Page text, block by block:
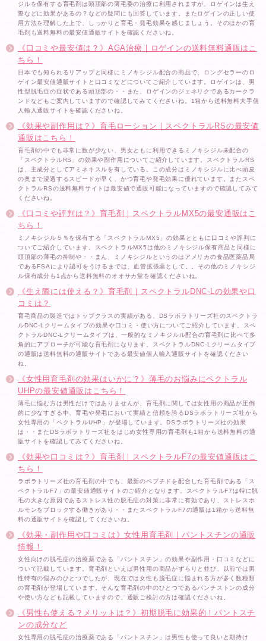
ジルを保有する育毛剤は頭頂部の薄毛委の治療に利用されますが、ロゲインは生え
際などに効果があるの？などの疑問にも回答しています。またロゲインの正しい使
用方法を理解した上で、しっかりと育毛・発毛効果を感じましょう。そのほかの育
毛剤も送料無料の最安値通販サイトを確認くださいね。
《口コミや最安値は？》AGA治療｜ロゲインの送料無料通販はこ
ちら！
日本でも知られるリアップと同様にミノキシジル配合の商品で、ロングセラーのロ
ゲイン最安値通販サイトと口コミなどについてご紹介しています。ロゲインは、男
性型脱毛症の症状である頭頂部の・・また、ロゲインのジェネリクであるカークラ
ンドなどもご案内していますので確認してみてくださいね。1箱から送料無料大手個
人輸入通販サイトを確認くださいね。
《効果や副作用は？》育毛ローション｜スペクトラルRSの最安値
通販はこちら！
育毛剤の中でも非常に数が少ない、男女ともに利用できるミノキシジル未配合の
「スペクトラルRS」の効果や副作用についてご紹介しています。スペクトラルRS
は、主成分としてアミネキスルを有している。この成分はミノキシジルに比べ頭皮
の奥まで浸透するスピードが早く、かつ育毛や発毛効果に優れています。またスペ
クトラルRSの送料無料サイトは最安値で通販可能になっていますので確認してみて
くださいね。
《口コミや評判は？》育毛剤｜スペクトラルMX5の最安通販はこ
ちら！
ミノキシジル５％を保有する「スペクトラルMX5」の効果とともに口コミや評判に
ついてご紹介しています。スペクトラルMX5は他のミノキシジル保有商品と同様に
頭頂部の薄毛の抑制や・・まん、ミノキシジルというのはアメリカの食品医薬品局
であるFSAにより認可をうけるまでは、血管拡張薬として。。その他のミノキシジ
ル保有成分も1点から送料無料のオオサカ堂を確認くださいね。
《生え際には使える？》育毛剤｜スペクトラルDNC-Lの効果や口
コミは？
育毛商品の製造ではトップクラスの実績がある、DSラボラトリーズ社のスペクトラ
ルDNC-Lクリームタイプの効果や口コミ・使い方についてご紹介しています。スペ
クトラルDNC-Lクリームタイプは、一般的なミノキジルル配合の育毛剤に比べて多
角的にアプローチが可能な育毛剤になります。スペクトラルDNC-Lクリームタイプ
の通販は送料無料の通販サイトである最安値個人輸入通販サイトを確認ください
ね。
《女性用育毛剤の効果はいかに？》薄毛のお悩みにペクトラル
UHPの最安値通販はこちら！
薄毛に悩む方は男性だけではありませんが、育毛剤に関しては女性用の商品が圧倒
的に少なすぎる中、育毛や発毛において実績と信頼を誇るDSラボラトリーズ社から
女性専用の「ペクトラルUHP」が登場しています。DSラボラトリーズ社の効果
は・・またDSラボラトリーズ社をはじめ女性専用の育毛剤も1箱から送料無料の通
販サイトを確認してみてくださいね。
《効果や口コミは？》育毛剤｜スペクトラルF7の最安値通販はこ
ちら！
ラボラトリーズ社の育毛剤の中でも、最新のペプチドを配合した育毛剤である「ス
ペクトラルF7」の最安値通販サイトのご紹介となります。スペクトラルF7は特に脱
毛の大きな原因であるストレス性の脱毛症の対策に非常に有効であり、ストレスホ
ルモンをブロックする働きがあり・・またスペクトラルF7の通販は1箱から送料無
料の通販サイトを確認してくださいね。
《効果・副作用や口コミは》女性用育毛剤｜パントスチンの通販
情報！
女性向けの脱毛症の治療薬である「パントスチン」の効果や副作用・口コミなどに
ついて記載しています。育毛剤といえば男性用の商品がずらりと並び、以前では男
性特有の悩みのひとつでしたが、現在では女性も脱毛症に悩まれる方が多く数種類
の育毛剤が登場しています。そんな育毛剤の中のひとつであるパンチストンの成分
や使い方なども記載していますので、通販ご検討の方は確認くださいね。
《男性も使える？メリットは？》初期脱毛に効果的！パントスチ
ンの成分など
女性専用の脱毛症の治療薬である「パントスチン」は男性も使って良いと期待け